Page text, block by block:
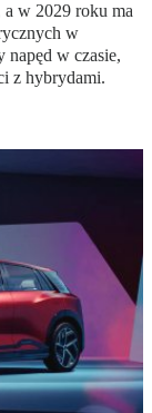
a w 2029 roku ma
w
napęd w czasie,
z hybrydami.